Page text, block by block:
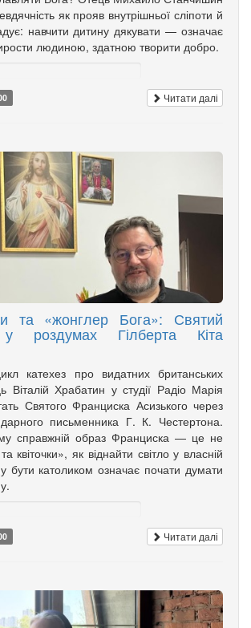
як прояв внутрішньої сліпоти й
навчити дитину дякувати — означає
людиною, здатною творити добро.
Читати далі
та «жонглер Бога»: Святий
роздумах Гілберта Кіта
катехез про видатних британських
Віталій Храбатин у студії Радіо Марія
Святого Франциска Асизького через
письменника Г. К. Честертона.
справжній образ Франциска — це не
квіточки», як віднайти світло у власній
бути католиком означає почати думати
Читати далі